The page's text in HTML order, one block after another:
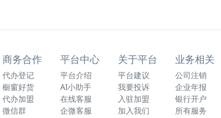
商务合作
代办登记
橱窗好货
代办加盟
微信群
平台中心
平台介绍
AI小助手
在线客服
企微客服
关于平台
平台建议
我要投诉
入驻加盟
加入我们
业务相关
公司注销
企业年报
银行开户
所有服务